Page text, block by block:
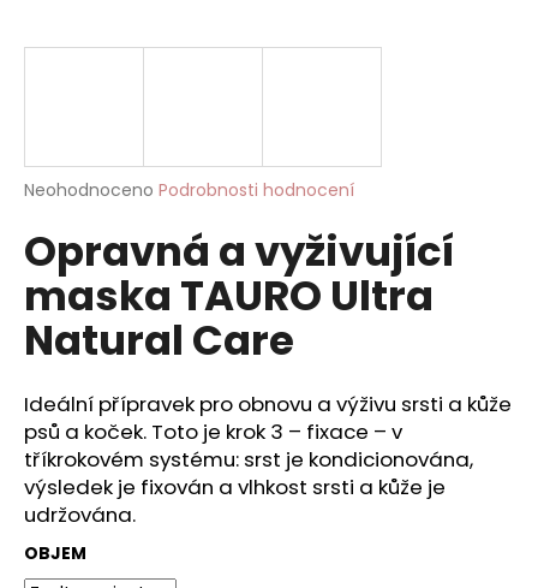
Průměrné
produktu
je
5
hvězdiček.
Neohodnoceno Podrobnosti hodnocení
Opravná a vyživující
maska TAURO Ultra
Natural Care
Ideální přípravek pro obnovu a výživu srsti a kůže
psů a koček. Toto je krok 3 – fixace – v
tříkrokovém systému: srst je kondicionována,
výsledek je fixován a vlhkost srsti a kůže je
udržována.
OBJEM
j
?
HLEDAT
o
p
o
r
u
č
u